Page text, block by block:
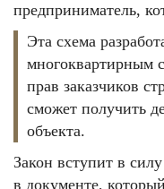
предприниматель,
Эта схема
многоквартирным
прав заказчиков
сможет получить
объекта.
Закон вступит в
в документе,